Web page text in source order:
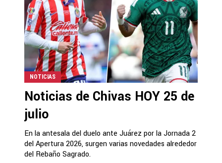
NOTICIAS
Noticias de Chivas HOY 25 de
julio
En la antesala del duelo ante Juárez por la Jornada 2
del Apertura 2026, surgen varias novedades alrededor
del Rebaño Sagrado.